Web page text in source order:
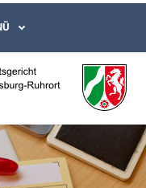
Zivil-